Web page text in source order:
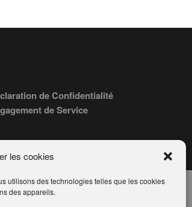
les cookies
utilisons des technologies telles que les cookies
des appareils.
de Confidentialité
de Service
: 84006857100024.